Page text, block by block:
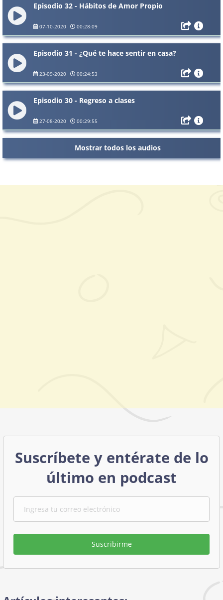
Episodio 32 - Hábitos de Amor Propio
07-10-2020 00:28:09
Episodio 31 - ¿Qué te hace sentir en casa?
23-09-2020 00:24:53
Episodio 30 - Regreso a clases
27-08-2020 00:29:55
Mostrar todos los audios
Suscríbete y entérate de lo
último en podcast
Suscribirme